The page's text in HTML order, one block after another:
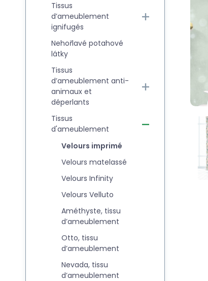
Tissus
d’ameublement
ignifugés
Nehořlavé potahové
látky
Tissus
d’ameublement anti-
animaux et
déperlants
Tissus
d'ameublement
Velours imprimé
Velours matelassé
Velours Infinity
Velours Velluto
Améthyste, tissu
d’ameublement
Otto, tissu
d’ameublement
Nevada, tissu
d’ameublement